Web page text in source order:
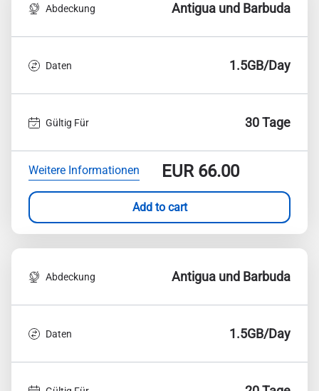
Abdeckung Antigua und Barbuda
Daten 1.5GB/Day
Gültig Für 30 Tage
Weitere Informationen EUR66.00
Add to cart
Abdeckung Antigua und Barbuda
Daten 1.5GB/Day